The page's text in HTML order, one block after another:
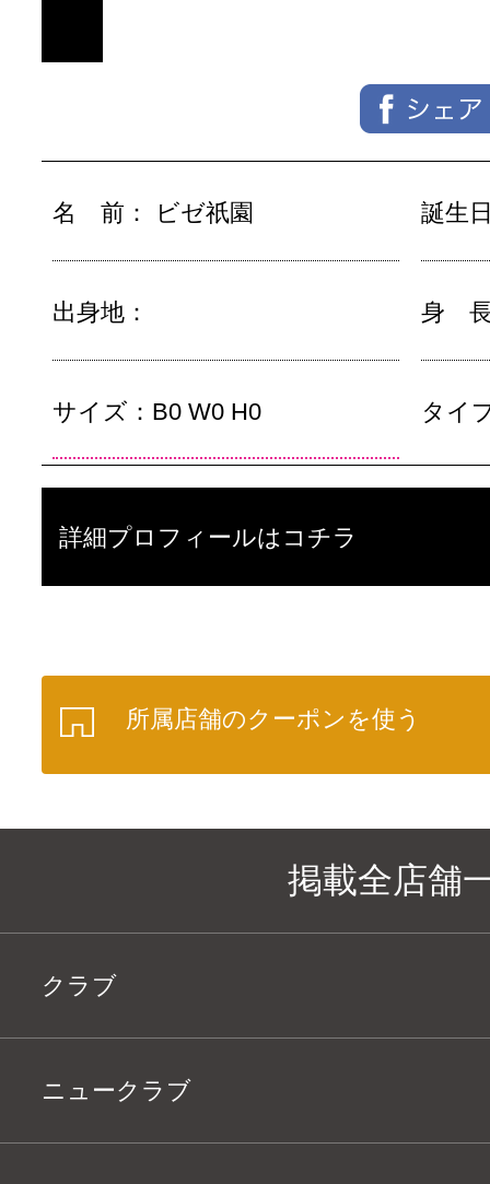
名 前： ビゼ祇園 誕生
サイズ： B0 W0 H0
出身地： 身
タイ
詳細プロフィールはコチラ
所属店舗のクーポンを使う
掲載全店舗
クラブ
ニュークラブ